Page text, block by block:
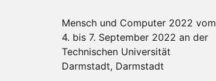
Mensch und Computer 2022 vom
4. bis 7. September 2022 an der
Technischen Universität
Darmstadt, Darmstadt